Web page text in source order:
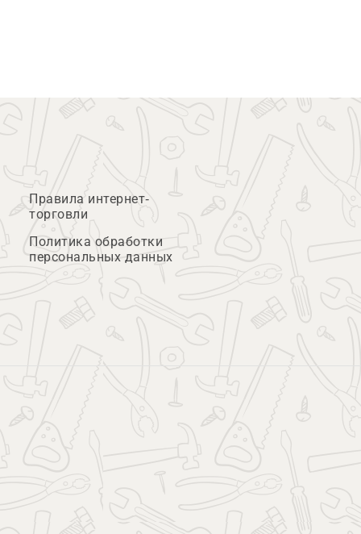
Правила интернет-
торговли
Политика обработки
персональных данных